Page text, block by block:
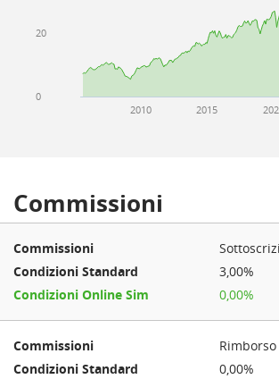
2010 2015
0
20
Commissioni
3,00%
0,00%
Rimborso
0,00%